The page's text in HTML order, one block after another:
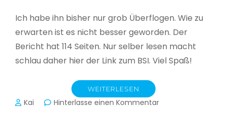
Ich habe ihn bisher nur grob Überflogen. Wie zu
erwarten ist es nicht besser geworden. Der
Bericht hat 114 Seiten. Nur selber lesen macht
schlau daher hier der Link zum BSI. Viel Spaß!
WEITERLESEN
Kai Hinterlasse einen Kommentarzu